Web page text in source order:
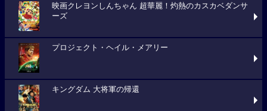
映画クレヨンしんちゃん 超華麗！灼熱のカスカベダンサ
ーズ
プロジェクト・ヘイル・メアリー
キングダム 大将軍の帰還